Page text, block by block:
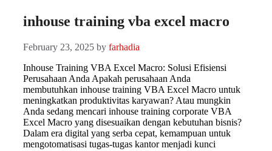
inhouse training vba excel macro
February 23, 2025 by farhadia
Inhouse Training VBA Excel Macro: Solusi Efisiensi
Perusahaan Anda Apakah perusahaan Anda
membutuhkan inhouse training VBA Excel Macro untuk
meningkatkan produktivitas karyawan? Atau mungkin
Anda sedang mencari inhouse training corporate VBA
Excel Macro yang disesuaikan dengan kebutuhan bisnis?
Dalam era digital yang serba cepat, kemampuan untuk
mengotomatisasi tugas-tugas kantor menjadi kunci